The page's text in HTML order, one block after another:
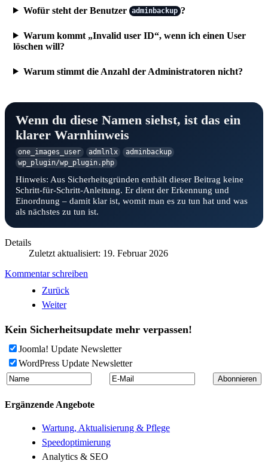
Wofür steht der Benutzer adminbackup ?
Warum kommt „Invalid user ID“, wenn ich einen User
löschen will?
Warum stimmt die Anzahl der Administratoren nicht?
Wenn du diese Namen siehst, ist das ein
klarer Warnhinweis
one_images_user admlnlx
adminbackup
wp_plugin/wp_plugin.php
Hinweis: Aus Sicherheitsgründen enthält dieser Beitrag keine
Schritt-für-Schritt-Anleitung. Er dient der Erkennung und
Einordnung – damit klar ist, womit man es zu tun hat und was
als nächstes zu tun ist.
Details
Zuletzt aktualisiert: 19. Februar 2026
Kommentar schreiben
Zurück
Weiter
Kein Sicherheitsupdate mehr verpassen!
Joomla! Update Newsletter
WordPress Update Newsletter
Ergänzende Angebote
Wartung, Aktualisierung & Pflege
Speedoptimierung
Analytics & SEO